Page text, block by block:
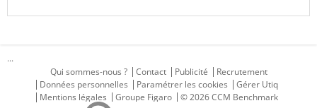
...
Qui sommes-nous ?
Contact Publicité
Recrutement
Données personnelles
Paramétrer les cookies
Gérer Utiq
Mentions légales
Groupe Figaro © 2026 CCM Benchmark